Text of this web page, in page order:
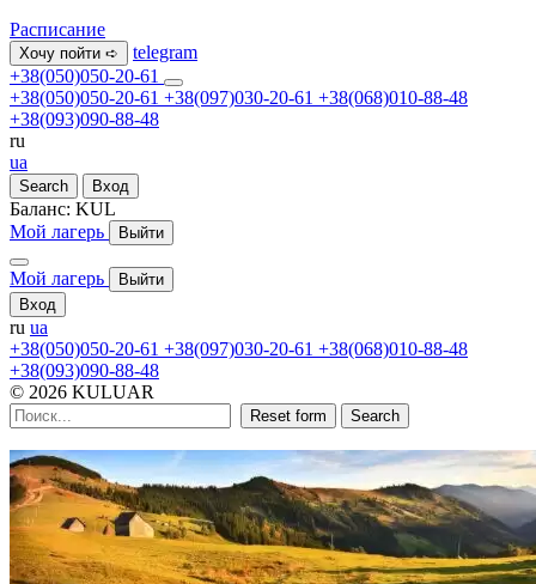
Расписание
Хочу пойти ➪
telegram
+38(050)050-20-61
+38(050)050-20-61 +38(097)030-20-61 +38(068)010-88-48
+38(093)090-88-48
ru
ua
Search Вход
Баланс: KUL
Мой лагерь
Выйти
Мой лагерь
Выйти
Вход
ru ua
+38(050)050-20-61 +38(097)030-20-61 +38(068)010-88-48
+38(093)090-88-48
© 2026 KULUAR
Reset form Search